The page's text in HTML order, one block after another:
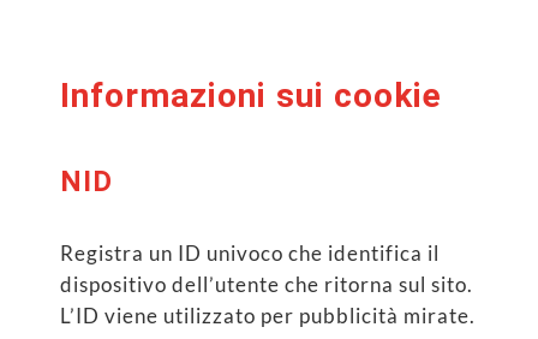
Informazioni sui cookie
NID
Registra un ID univoco che identifica il
dispositivo dell’utente che ritorna sul sito.
L’ID viene utilizzato per pubblicità mirate.